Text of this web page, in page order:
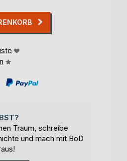
Traum, schreibe
und mach mit BoD